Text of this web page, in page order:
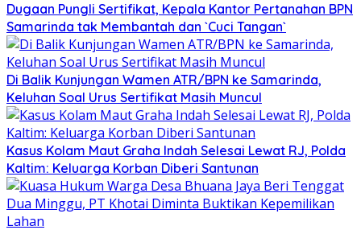
Dugaan Pungli Sertifikat, Kepala Kantor Pertanahan BPN
Samarinda tak Membantah dan `Cuci Tangan`
Di Balik Kunjungan Wamen ATR/BPN ke Samarinda,
Keluhan Soal Urus Sertifikat Masih Muncul
Kasus Kolam Maut Graha Indah Selesai Lewat RJ, Polda
Kaltim: Keluarga Korban Diberi Santunan